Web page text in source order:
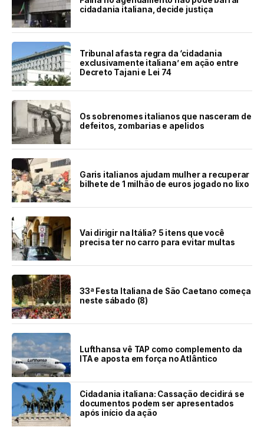
cidadania italiana, decide justiça
Tribunal afasta regra da ‘cidadania
exclusivamente italiana’ em ação entre
Decreto Tajani e Lei 74
Os sobrenomes italianos que nasceram de
defeitos, zombarias e apelidos
Garis italianos ajudam mulher a recuperar
bilhete de 1 milhão de euros jogado no lixo
Vai dirigir na Itália? 5 itens que você
precisa ter no carro para evitar multas
33ª Festa Italiana de São Caetano começa
neste sábado (8)
Lufthansa vê TAP como complemento da
ITA e aposta em força no Atlântico
Cidadania italiana: Cassação decidirá se
documentos podem ser apresentados
após início da ação